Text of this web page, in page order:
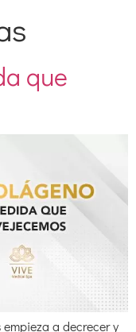
que
a decrecer y